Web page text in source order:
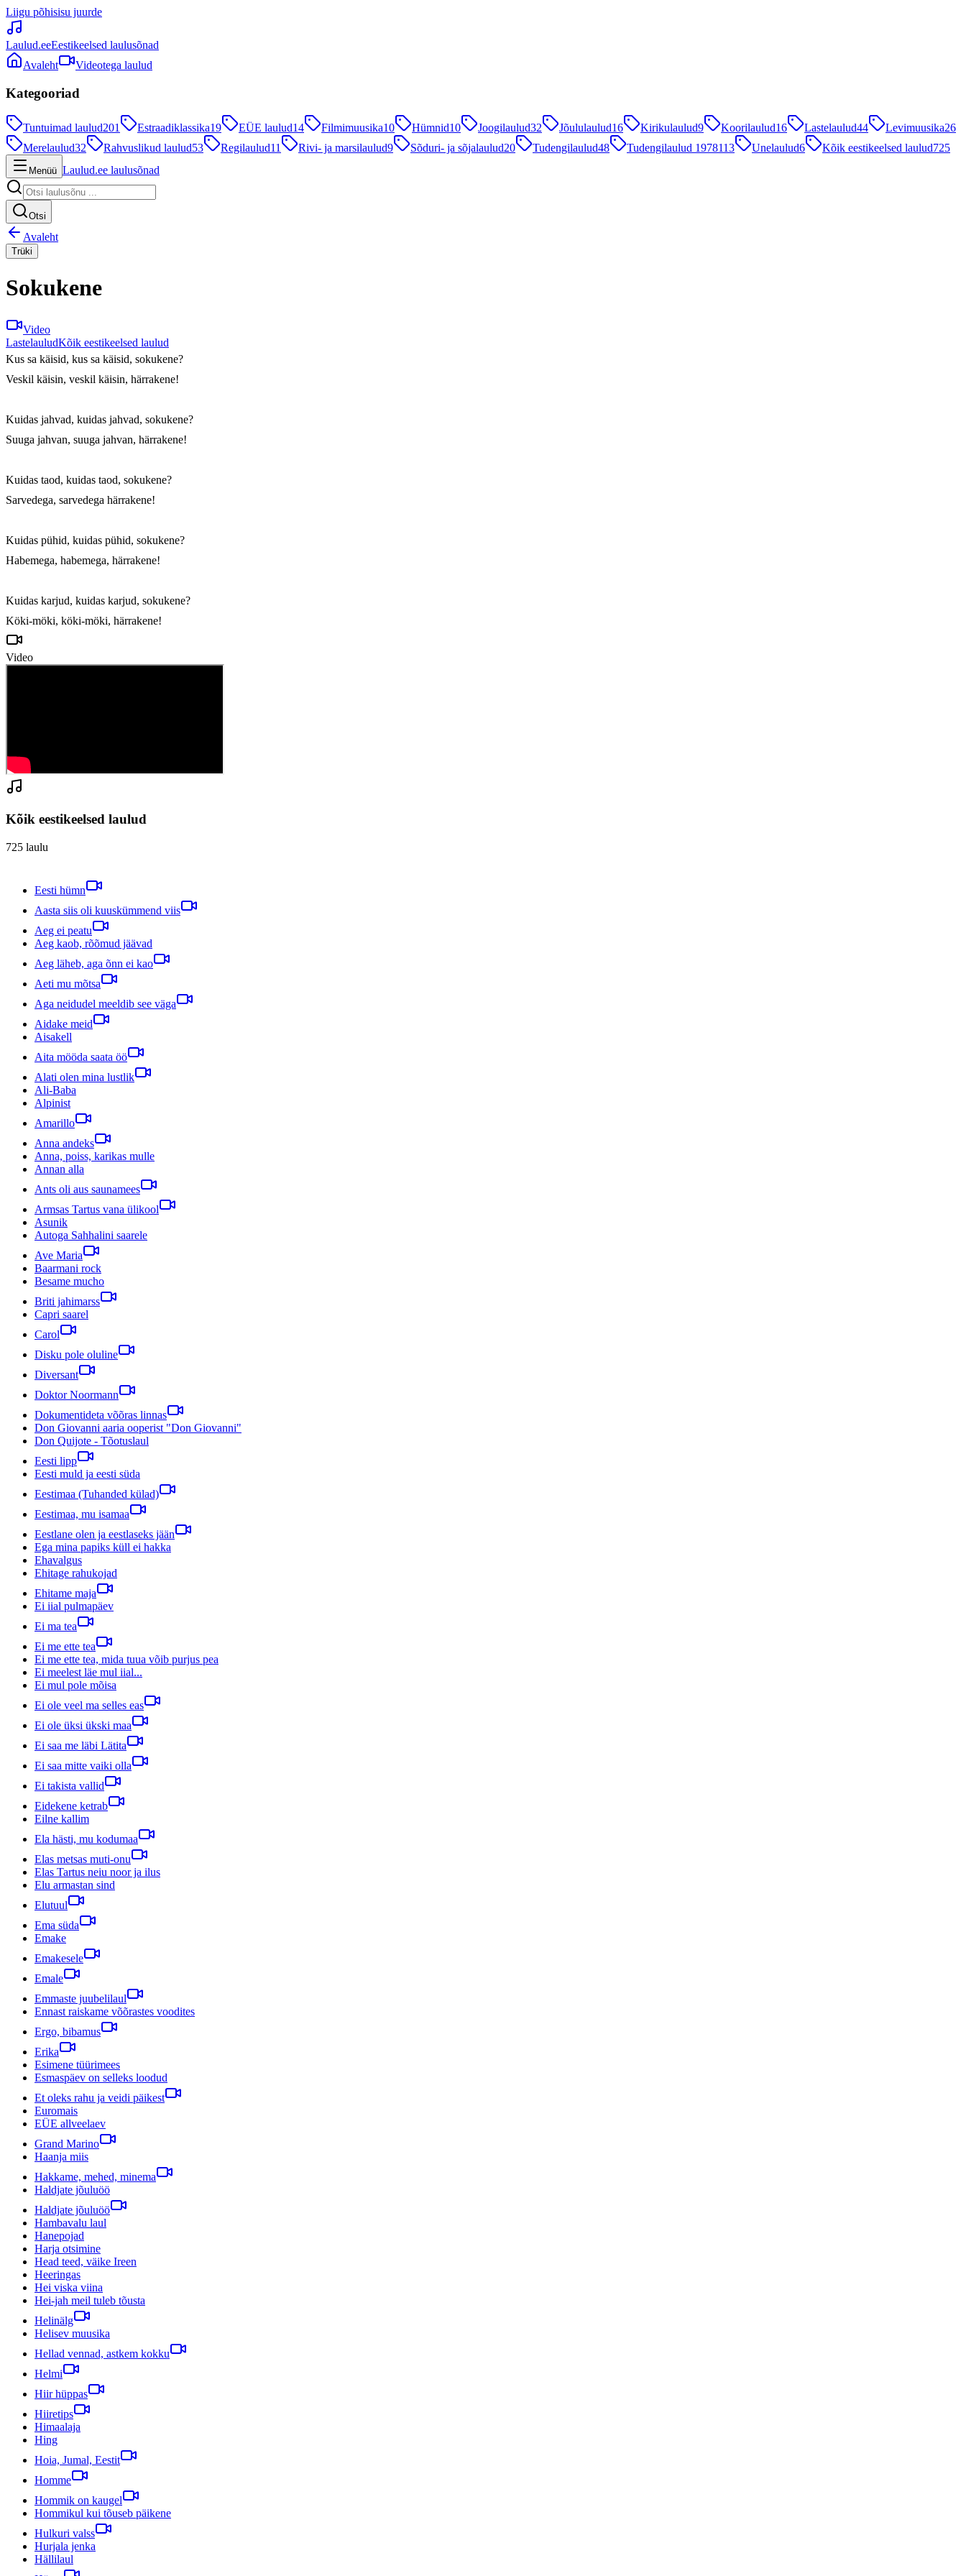
Liigu põhisisu juurde
Laulud.eeEestikeelsed laulusõnad
Avaleht
Videotega laulud
Kategooriad
Tuntuimad laulud201 Estraadiklassika19 EÜE laulud14 Filmimuusika10 Hümnid10 Joogilaulud32 Jõululaulud16 Kirikulaulud9 Koorilaulud16 Lastelaulud44 Levimuusika26
Merelaulud32 Rahvuslikud laulud53 Regilaulud11 Rivi- ja marsilaulud9 Sõduri- ja sõjalaulud20 Tudengilaulud48 Tudengilaulud 1978113 Unelaulud6 Kõik eestikeelsed laulud725
Menüü Laulud.ee laulusõnad
Otsi
Avaleht
Trüki
Sokukene
Video
LastelauludKõik eestikeelsed laulud
Kus sa käisid, kus sa käisid, sokukene?
Veskil käisin, veskil käisin, härrakene!
Kuidas jahvad, kuidas jahvad, sokukene?
Suuga jahvan, suuga jahvan, härrakene!
Kuidas taod, kuidas taod, sokukene?
Sarvedega, sarvedega härrakene!
Kuidas pühid, kuidas pühid, sokukene?
Habemega, habemega, härrakene!
Kuidas karjud, kuidas karjud, sokukene?
Köki-möki, köki-möki, härrakene!
Video
Kõik eestikeelsed laulud
725 laulu
Eesti hümn
Aasta siis oli kuuskümmend viis
Aeg ei peatu
Aeg kaob, rõõmud jäävad
Aeg läheb, aga õnn ei kao
Aeti mu mõtsa
Aga neidudel meeldib see väga
Aidake meid
Aisakell
Aita mööda saata öö
Alati olen mina lustlik
Ali-Baba
Alpinist
Amarillo
Anna andeks
Anna, poiss, karikas mulle
Annan alla
Ants oli aus saunamees
Armsas Tartus vana ülikool
Asunik
Autoga Sahhalini saarele
Ave Maria
Baarmani rock
Besame mucho
Briti jahimarss
Capri saarel
Carol
Disku pole oluline
Diversant
Doktor Noormann
Dokumentideta võõras linnas
Don Giovanni aaria ooperist "Don Giovanni"
Don Quijote - Tõotuslaul
Eesti lipp
Eesti muld ja eesti süda
Eestimaa (Tuhanded külad)
Eestimaa, mu isamaa
Eestlane olen ja eestlaseks jään
Ega mina papiks küll ei hakka
Ehavalgus
Ehitage rahukojad
Ehitame maja
Ei iial pulmapäev
Ei ma tea
Ei me ette tea
Ei me ette tea, mida tuua võib purjus pea
Ei meelest läe mul iial...
Ei mul pole mõisa
Ei ole veel ma selles eas
Ei ole üksi ükski maa
Ei saa me läbi Lätita
Ei saa mitte vaiki olla
Ei takista vallid
Eidekene ketrab
Eilne kallim
Ela hästi, mu kodumaa
Elas metsas muti-onu
Elas Tartus neiu noor ja ilus
Elu armastan sind
Elutuul
Ema süda
Emake
Emakesele
Emale
Emmaste juubelilaul
Ennast raiskame võõrastes voodites
Ergo, bibamus
Erika
Esimene tüürimees
Esmaspäev on selleks loodud
Et oleks rahu ja veidi päikest
Euromais
EÜE allveelaev
Grand Marino
Haanja miis
Hakkame, mehed, minema
Haldjate jõuluöö
Haldjate jõuluöö
Hambavalu laul
Hanepojad
Harja otsimine
Head teed, väike Ireen
Heeringas
Hei viska viina
Hei-jah meil tuleb tõusta
Helinälg
Helisev muusika
Hellad vennad, astkem kokku
Helmi
Hiir hüppas
Hiiretips
Himaalaja
Hing
Hoia, Jumal, Eestit
Homme
Hommik on kaugel
Hommikul kui tõuseb päikene
Hulkuri valss
Hurjala jenka
Hällilaul